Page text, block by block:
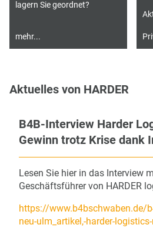
lagern Sie geordnet?
mehr...
Aktuelles von HARDER
B4B-Interview Harder
Gewinn trotz Krise dank
Lesen Sie hier in das Interview
Geschäftsführer von HARDER
https://www.b4bschwaben.de/
neu-ulm_artikel,-harder-